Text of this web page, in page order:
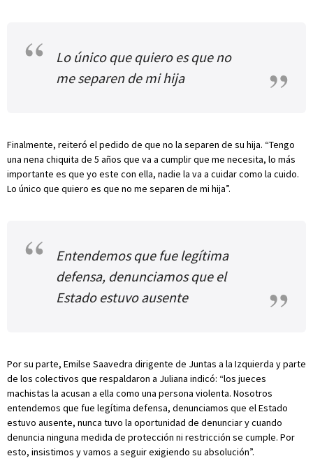
Lo único que quiero es que no
me separen de mi hija
Finalmente, reiteró el pedido de que no la separen de su hija. “Tengo
una nena chiquita de 5 años que va a cumplir que me necesita, lo más
importante es que yo este con ella, nadie la va a cuidar como la cuido.
Lo único que quiero es que no me separen de mi hija”.
Entendemos que fue legítima
defensa, denunciamos que el
Estado estuvo ausente
Por su parte, Emilse Saavedra dirigente de Juntas a la Izquierda y parte
de los colectivos que respaldaron a Juliana indicó: “los jueces
machistas la acusan a ella como una persona violenta. Nosotros
entendemos que fue legítima defensa, denunciamos que el Estado
estuvo ausente, nunca tuvo la oportunidad de denunciar y cuando
denuncia ninguna medida de protección ni restricción se cumple. Por
esto, insistimos y vamos a seguir exigiendo su absolución”.